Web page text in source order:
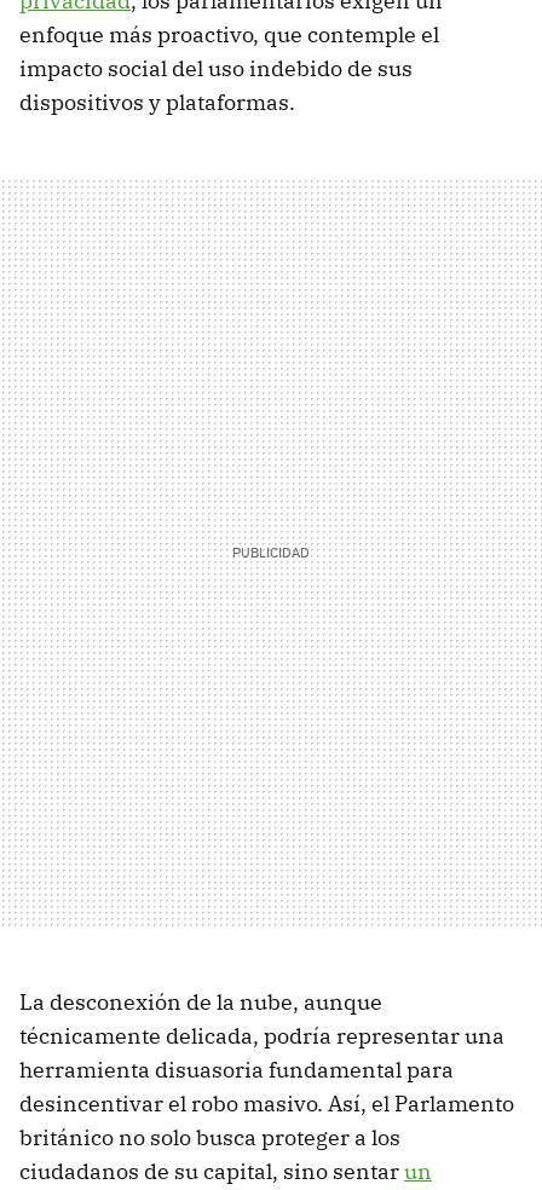
enfoque más proactivo, que contemple el
impacto social del uso indebido de sus
dispositivos y plataformas.
La desconexión de la nube, aunque
técnicamente delicada, podría representar una
herramienta disuasoria fundamental para
desincentivar el robo masivo. Así, el Parlamento
británico no solo busca proteger a los
ciudadanos de su capital, sino sentarun